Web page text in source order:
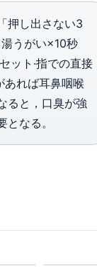
押し出さない3
うがい×10秒
ット·指での直接
あれば耳鼻咽喉
ると，口臭が強
なる。